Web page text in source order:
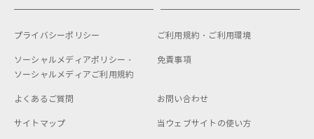
プライバシーポリシー ご利用規約・ ご利用環境
ソーシャルメディアポリシー・
ソーシャルメディアご利用規約
免責事項
よくあるご質問 お問い合わせ
サイトマップ 当ウェブサイトの使い方